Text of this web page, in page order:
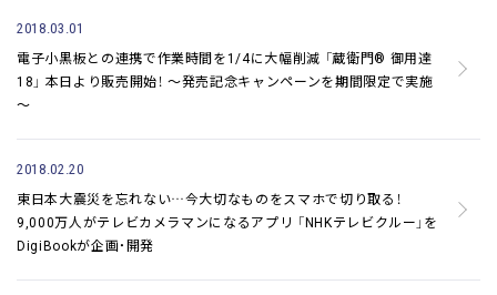
2018.03.01
電子小黒板との連携で作業時間を1/4に大幅削減 「蔵衛門® 御用達
18」 本日より販売開始！ ～発売記念キャンペーンを期間限定で実施
～
2018.02.20
東日本大震災を忘れない…今大切なものをスマホで切り取る！
9,000万人がテレビカメラマンになるアプリ 「NHKテレビクルー」を
DigiBookが企画・開発